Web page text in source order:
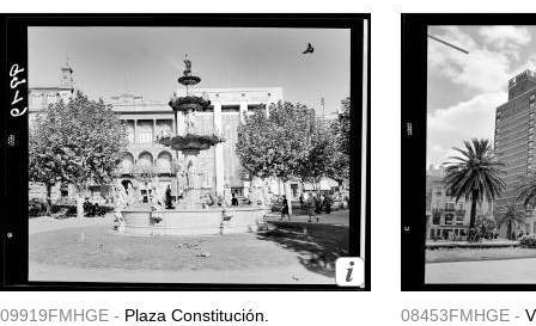
09919FMHGE - Plaza Constitución. 08453FMHGE -